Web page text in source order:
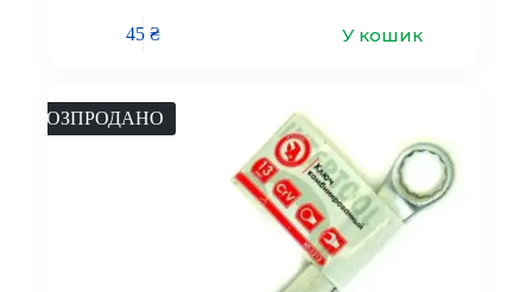
45₴ У кошик
РОЗПРОДАНО